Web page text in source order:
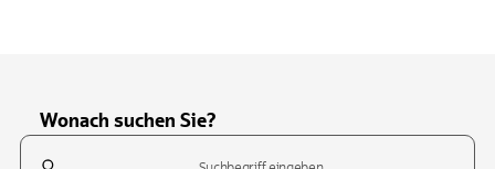
Wonach suchen Sie?
Suchfeld